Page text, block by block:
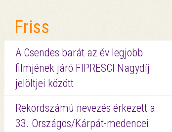
Friss
A Csendes barát az év legjobb
filmjének járó FIPRESCI Nagydíj
jelöltjei között
Rekordszámú nevezés érkezett a
33. Országos/Kárpát-medencei